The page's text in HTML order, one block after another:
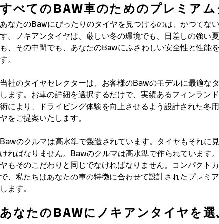
すべてのBAW車のためのプレミア
あなたのBawにぴったりのタイヤを見つけるのは、かつてな
す。ノキアンタイヤは、厳しい冬の環境でも、日差しの強い
も、その中間でも、あなたのBawにふさわしい安全性と性能
す。
当社のタイヤセレクターは、お客様のBawのモデルに最適な
します。お車の詳細を選択するだけで、実績あるフィンラン
術により、ドライビング体験を向上させるよう設計された冬
ヤをご提案いたします。
Bawのクルマは高水準で製造されています。タイヤもそれに
ければなりません。Bawのクルマは高水準で作られています
ヤもそのこだわりと同じでなければなりません。コンパクト
で、私たちはあなたの車の特徴に合わせて設計されたプレミ
します。
あなたのBAWにノキアンタイヤを選